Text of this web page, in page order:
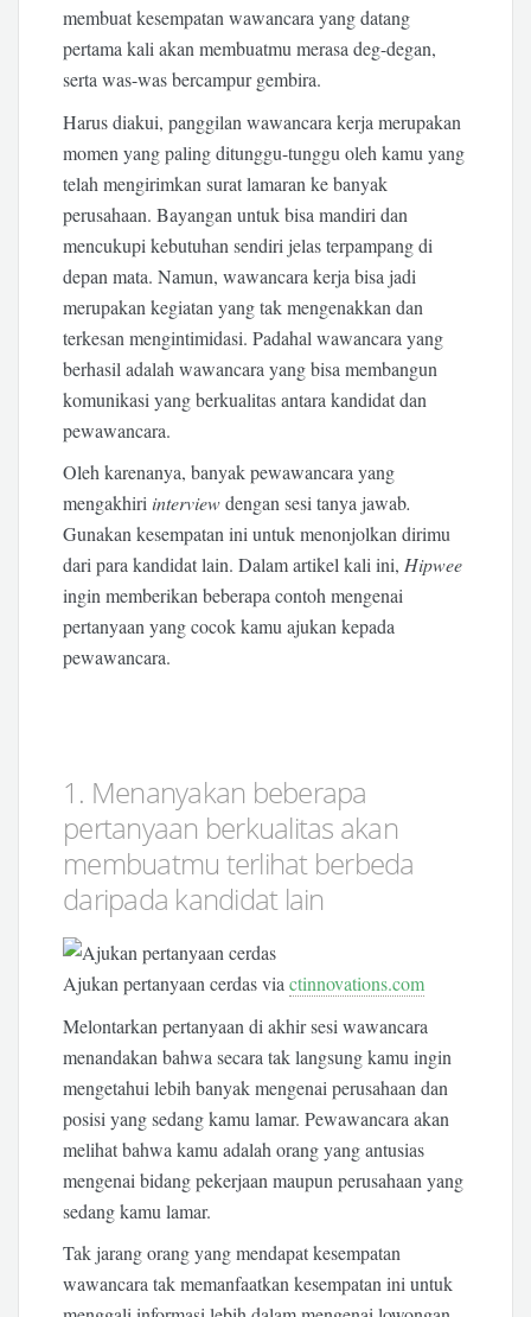
membuat kesempatan wawancara yang datang
pertama kali akan membuatmu merasa deg-degan,
serta was-was bercampur gembira.
Harus diakui, panggilan wawancara kerja merupakan
momen yang paling ditunggu-tunggu oleh kamu yang
telah mengirimkan surat lamaran ke banyak
perusahaan. Bayangan untuk bisa mandiri dan
mencukupi kebutuhan sendiri jelas terpampang di
depan mata. Namun, wawancara kerja bisa jadi
merupakan kegiatan yang tak mengenakkan dan
terkesan mengintimidasi. Padahal wawancara yang
berhasil adalah wawancara yang bisa membangun
komunikasi yang berkualitas antara kandidat dan
pewawancara.
Oleh karenanya, banyak pewawancara yang
mengakhiri interviewdengan sesi tanya jawab.
Gunakan kesempatan ini untuk menonjolkan dirimu
dari para kandidat lain. Dalam artikel kali ini, Hipwee
ingin memberikan beberapa contoh mengenai
pertanyaan yang cocok kamu ajukan kepada
pewawancara.
1. Menanyakan beberapa
pertanyaan berkualitas akan
membuatmu terlihat berbeda
daripada kandidat lain
Ajukan pertanyaan cerdas viactinnovations.com
Melontarkan pertanyaan di akhir sesi wawancara
menandakan bahwa secara tak langsung kamu ingin
mengetahui lebih banyak mengenai perusahaan dan
posisi yang sedang kamu lamar. Pewawancara akan
melihat bahwa kamu adalah orang yang antusias
mengenai bidang pekerjaan maupun perusahaan yang
sedang kamu lamar.
Tak jarang orang yang mendapat kesempatan
wawancara tak memanfaatkan kesempatan ini untuk